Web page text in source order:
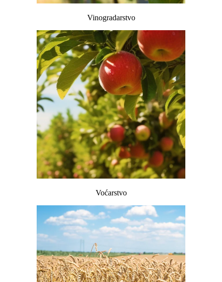
Vinogradarstvo
Voćarstvo